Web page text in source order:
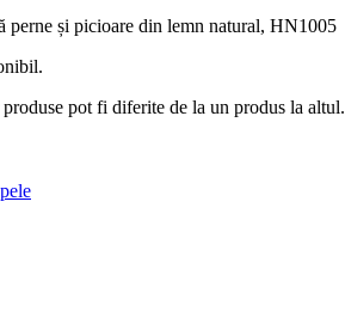
perne și picioare din lemn natural, HN1005
pot fi diferite de la un produs la altul.